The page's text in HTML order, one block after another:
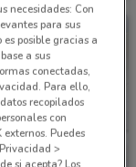
necesidades: Con
para sus
posible gracias a
a sus
conectadas,
Para ello,
recopilados
con
Puedes
>
si acepta? Los